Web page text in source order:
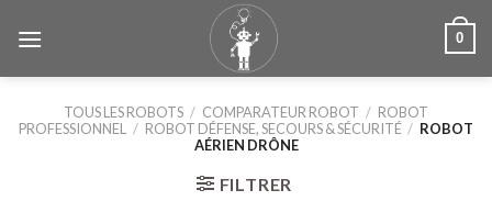
0
TOUS LES ROBOTS / COMPARATEUR ROBOT / ROBOT
PROFESSIONNEL
/ ROBOT DÉFENSE, SECOURS & SÉCURITÉ / ROBOT
AÉRIEN DRÔNE
FILTRER